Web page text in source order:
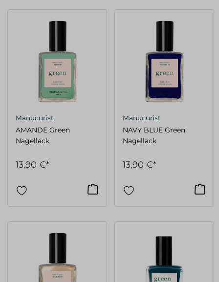
Manucurist
AMANDE Green
Nagellack
13,90 €*
Manucurist
NAVY BLUE Green
Nagellack
13,90 €*